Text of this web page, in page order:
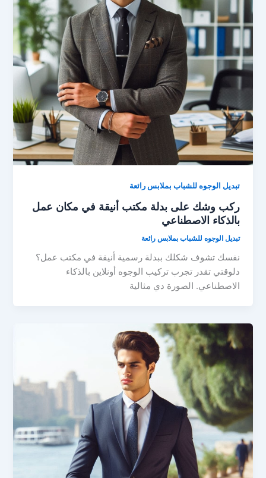
تبديل الوجوه للشباب بملابس رائعة
ركب وشك على بدلة مكتب أنيقة في مكان عمل
بالذكاء الاصطناعي
تبديل الوجوه للشباب بملابس رائعة
نفسك تشوف شكلك ببدلة رسمية أنيقة في مكتب عمل؟
دلوقتي تقدر تجرب تركيب الوجوه أونلاين بالذكاء
الاصطناعي. الصورة دي مثالية